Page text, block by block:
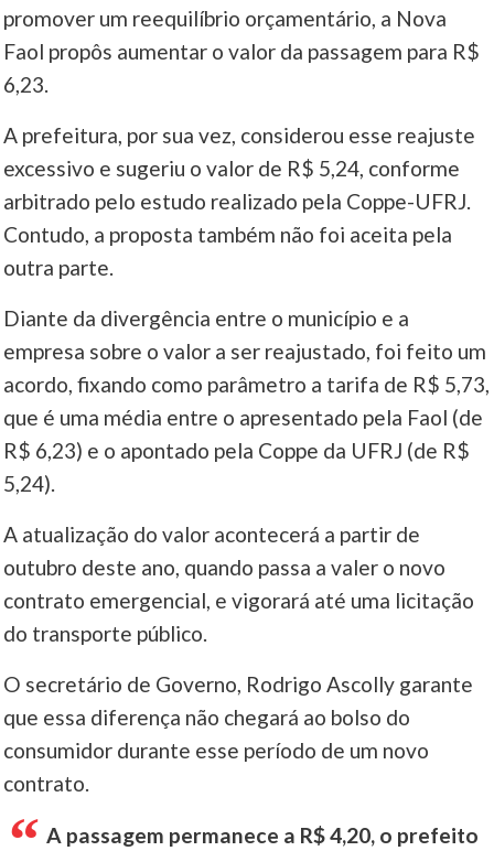
promover um reequilíbrio orçamentário, a Nova
Faol propôs aumentar o valor da passagem para R$
6,23.
A prefeitura, por sua vez, considerou esse reajuste
excessivo e sugeriu o valor de R$ 5,24, conforme
arbitrado pelo estudo realizado pela Coppe-UFRJ.
Contudo, a proposta também não foi aceita pela
outra parte.
Diante da divergência entre o município e a
empresa sobre o valor a ser reajustado, foi feito um
acordo, fixando como parâmetro a tarifa de R$ 5,73,
que é uma média entre o apresentado pela Faol (de
R$ 6,23) e o apontado pela Coppe da UFRJ (de R$
5,24).
A atualização do valor acontecerá a partir de
outubro deste ano, quando passa a valer o novo
contrato emergencial, e vigorará até uma licitação
do transporte público.
O secretário de Governo, Rodrigo Ascolly garante
que essa diferença não chegará ao bolso do
consumidor durante esse período de um novo
contrato.
A passagem permanece a R$ 4,20, o prefeito